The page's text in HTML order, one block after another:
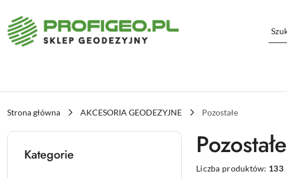
Strona główna AKCESORIA GEODEZYJNE Pozostałe
Kategorie Pozostałe
Liczba produktów: 133